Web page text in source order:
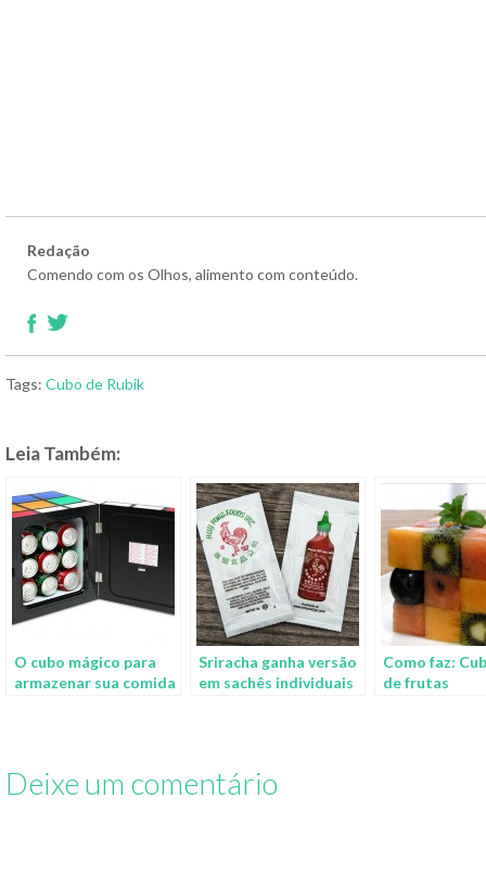
Redação
Comendo com os Olhos, alimento com conteúdo.
Tags: Cubo de Rubik
Leia Também:
O cubo mágico para
armazenar sua comida
Sriracha ganha versão
em sachês individuais
Como faz:
de frutas
Deixe um comentário